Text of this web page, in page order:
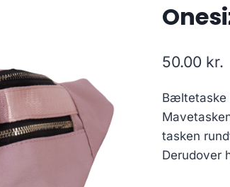
50.00 kr.
Bæltetaske
tasken
Derudover